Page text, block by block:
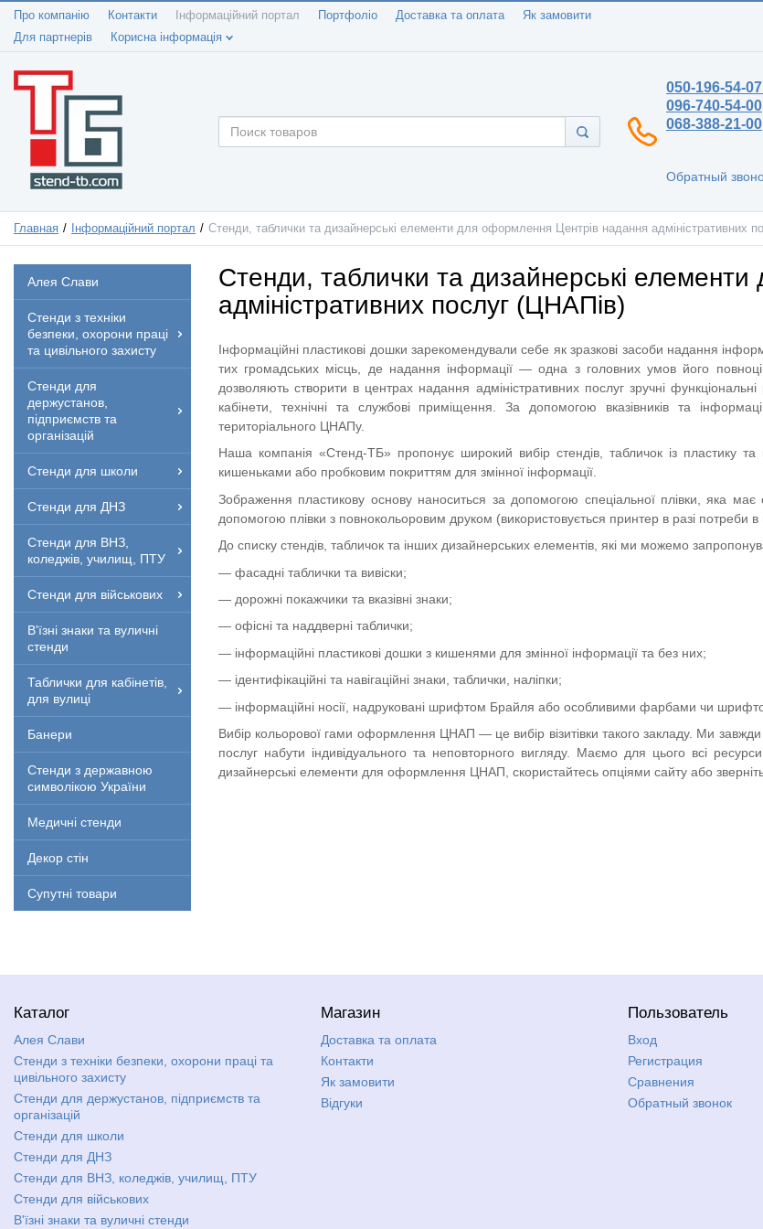
Про компанію Контакти Інформаційний портал Портфоліо Доставка та оплата
Як замовити
Для партнерів
Корисна інформація
050-196-54-07
096-740-54-00
068-388-21-00
Обратный
Главная Інформаційний портал Стенди, таблички та дизайнерські елементи для оформлення Центрів надання адміністративних
Алея Слави
Стенди з техніки
безпеки, охорони праці
та цивільного захисту
Стенди для
держустанов,
підприємств та
організацій
Стенди для школи
Стенди для ДНЗ
Стенди для ВНЗ,
коледжів, училищ, ПТУ
Стенди для військових
В'їзні знаки та вуличні
стенди
Таблички для кабінетів,
для вулиці
Банери
Стенди з державною
символікою України
Медичні стенди
Декор стін
Супутні товари
Стенди, таблички та дизайнерські
адміністративних послуг (ЦНАПів)
Інформаційні пластикові дошки зарекомендували себе як зразкові засоби надання
тих громадських місць, де надання інформації — одна з головних умов його
дозволяють створити в центрах надання адміністративних послуг зручні
кабінети, технічні та службові приміщення. За допомогою вказівників та
територіального ЦНАПу.
Наша компанія «Стенд-ТБ» пропонує широкий вибір стендів, табличок із пластику та
кишеньками або пробковим покриттям для змінної інформації.
Зображення пластикову основу наноситься за допомогою спеціальної плівки, яка
допомогою плівки з повнокольоровим друком (використовується принтер в разі потреби
До списку стендів, табличок та інших дизайнерських елементів, які ми можемо
— фасадні таблички та вивіски;
— дорожні покажчики та вказівні знаки;
— офісні та наддверні таблички;
— інформаційні пластикові дошки з кишенями для змінної інформації та без них;
— ідентифікаційні та навігаційні знаки, таблички, наліпки;
— інформаційні носії, надруковані шрифтом Брайля або особливими фарбами чи
Вибір кольорової гами оформлення ЦНАП — це вибір візитівки такого закладу. Ми
послуг набути індивідуального та неповторного вигляду. Маємо для цього всі
дизайнерські елементи для оформлення ЦНАП, скористайтесь опціями сайту або
Каталог
Алея Слави
Стенди з техніки безпеки, охорони праці та
цивільного захисту
Стенди для держустанов, підприємств та
організацій
Стенди для школи
Стенди для ДНЗ
Стенди для ВНЗ, коледжів, училищ, ПТУ
Стенди для військових
В'їзні знаки та вуличні стенди
Магазин
Доставка та оплата
Контакти
Як замовити
Відгуки
Пользователь
Вход
Регистрация
Сравнения
Обратный звонок